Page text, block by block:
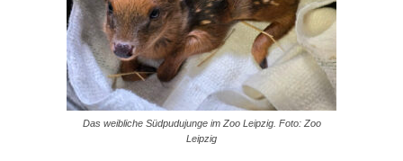
Das weibliche Südpudujunge im Zoo Leipzig. Foto: Zoo
Leipzig